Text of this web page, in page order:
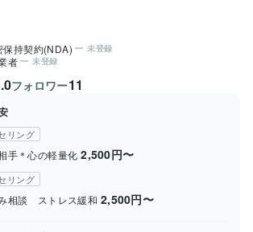
保持契約(NDA) 未登録
者 未登録
フォロワー11
リング
手＊心の軽量化 2,500円〜
リング
相談 ストレス緩和 2,500円〜